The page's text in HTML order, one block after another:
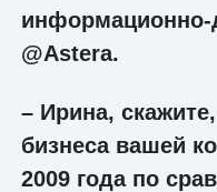
информационно-
@Astera.
– Ирина,
бизнеса вашей
2009 года по